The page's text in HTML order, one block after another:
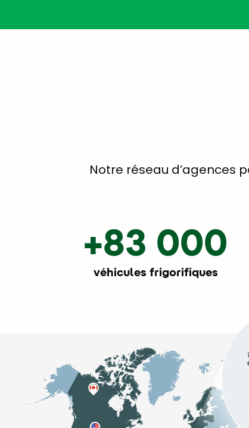
Notre réseau d’agences
+83 000
véhicules frigorifiques